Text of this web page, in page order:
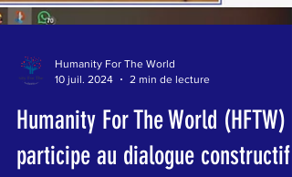
Humanity For The World